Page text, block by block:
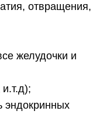
отвращения,
желудочки и
эндокринных